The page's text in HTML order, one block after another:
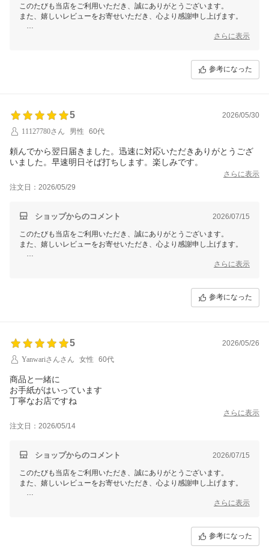
このたびも当店をご利用いただき、誠にありがとうございます。
また、嬉しいレビューをお寄せいただき、心より感謝申し上げます。
丁寧な梱包と迅速な対応にお喜びいただけたこと、スタッフ一同大変嬉
おまけもありがたくお使いいただいているとのこと、心よりお役に立て
またのご注文を心よりお待ちしております。
ありがとうございます。
ありがとう課
さらに表示
参考になった
5
2026/05/30
11127780さん
男性 60代
頼んでから翌日届きました。迅速に対応いただきありがとうござ
いました。早速明日そば打ちします。楽しみです。
さらに表示
注文日：2026/05/29
ショップからのコメント 2026/07/15
このたびも当店をご利用いただき、誠にありがとうございます。
また、嬉しいレビューをお寄せいただき、心より感謝申し上げます。
【そ】お蕎麦研究会・そばけん満足店
技術担当 石川より
さらに表示
参考になった
5
2026/05/26
Yanwariさんさん
女性 60代
商品と一緒に
お手紙がはいっています
丁寧なお店ですね
さらに表示
注文日：2026/05/14
ショップからのコメント 2026/07/15
このたびも当店をご利用いただき、誠にありがとうございます。
また、嬉しいレビューをお寄せいただき、心より感謝申し上げます。
お手紙にお気づきいただき、「丁寧なお店」とのお言葉、大変嬉しく思
さらに表示
参考になった